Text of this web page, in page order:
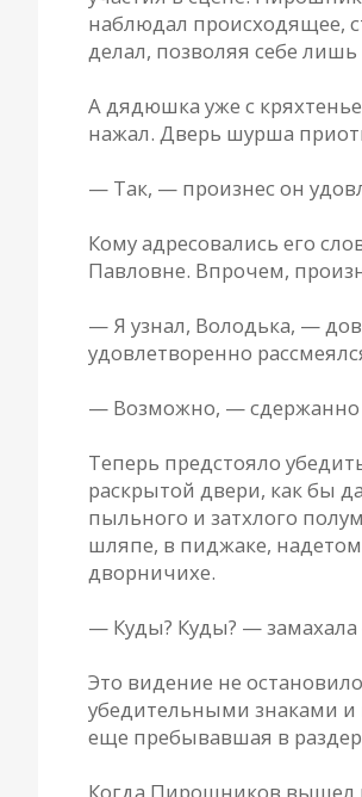
наблюдал происходящее,
делал, позволяя себе
А дядюшка уже с
нажал. Дверь шурша
— Так, — произнес он
Кому адресовались его
Павловне. Впрочем,
— Я узнал, Володька, —
удовлетворенно
— Возможно, —
Теперь предстояло
раскрытой двери, как бы
пыльного и затхлого
шляпе, в пиджаке,
дворничихе.
— Куды? Куды? — замахала
Это видение не
убедительными знаками и
еще пребывавшая в
Когда Пирошников вышел